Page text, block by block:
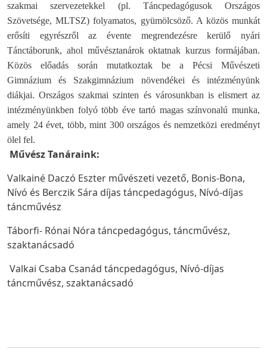
szakmai szervezetekkel (pl. Táncpedagógusok Országos
Szövetsége, MLTSZ) folyamatos, gyümölcsöző. A közös munkát
erősíti egyrészről az évente megrendezésre kerülő nyári
Tánctáborunk, ahol művésztanárok oktatnak kurzus formájában.
Közös előadás során mutatkoztak be a Pécsi Művészeti
Gimnázium és Szakgimnázium növendékei és intézményünk
diákjai. Országos szakmai szinten és városunkban is elismert az
intézményünkben folyó több éve tartó magas színvonalú munka,
amely 24 évet, több, mint 300 országos és nemzetközi eredményt
ölel fel.
Művész Tanáraink:
Valkainé Daczó Eszter művészeti vezető, Bonis-Bona,
Nívó és Berczik Sára díjas táncpedagógus, Nívó-díjas
táncművész
Táborfi- Rónai Nóra táncpedagógus, táncművész,
szaktanácsadó
Valkai Csaba Csanád táncpedagógus, Nívó-díjas
táncművész, szaktanácsadó